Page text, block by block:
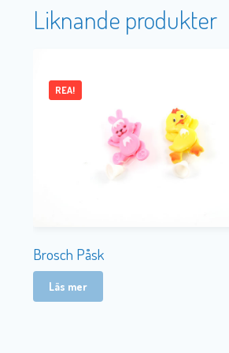
Liknande produkter
Brosch Påsk
REA!
Läs mer